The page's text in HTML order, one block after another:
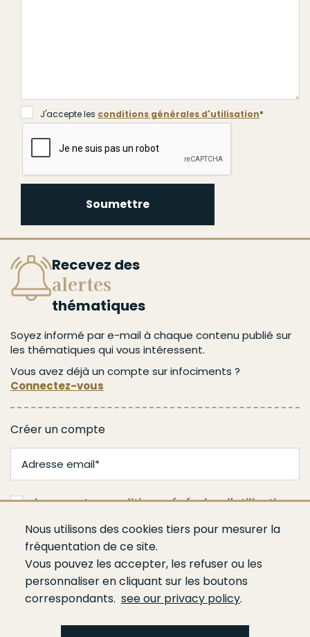
Nous utilisons des cookies tiers pour mesurer la
fréquentation de ce site.
Vous pouvez les accepter, les refuser ou les
personnaliser en cliquant sur les boutons
correspondants. see our privacy policy.
J'accepte les conditions générales d'utilisation*
Soumettre
Recevez des
alertes
thématiques
Soyez informé par e-mail à chaque contenu publié sur
les thématiques qui vous intéressent.
Vous avez déjà un compte sur infociments ?
Connectez-vous
Créer un compte
J'accepte lesconditions générales d'utilisation
Valider